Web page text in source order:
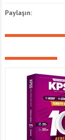
Paylaşın: